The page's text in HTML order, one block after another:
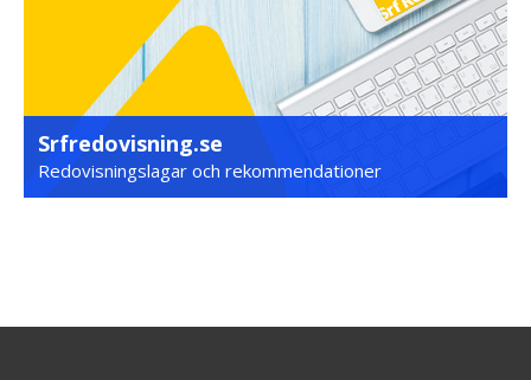
Srfredovisning.se
Redovisningslagar och rekommendationer